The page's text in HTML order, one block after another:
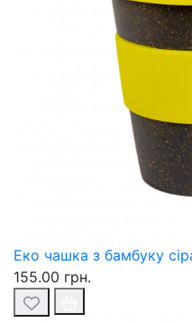
Еко чашка з бамбуку
155.00 грн.